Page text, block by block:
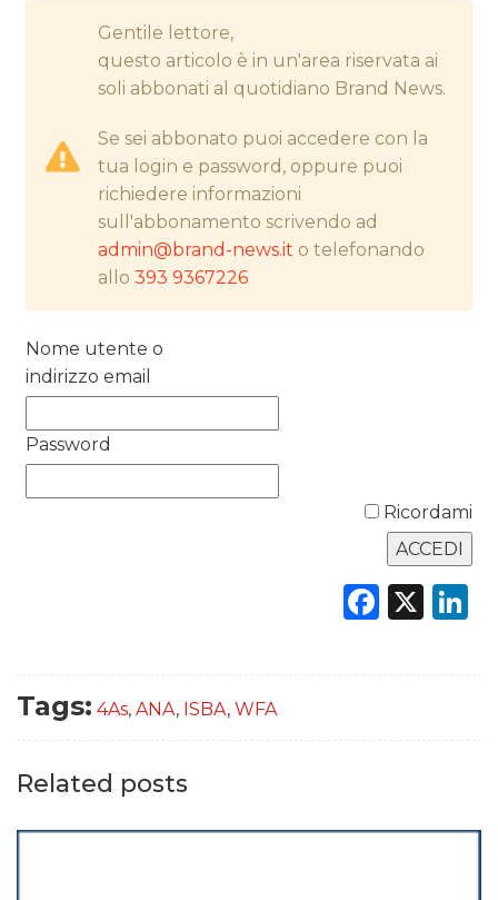
RICERCHE
PREVISIONI/SCENARI
NORMATIVE
OPINIONI
Gentile lettore,
questo articolo è in un'area riservata ai
soli abbonati al quotidiano Brand News.
Se sei abbonato puoi accedere con la
tua login e password, oppure puoi
richiedere informazioni
sull'abbonamento scrivendo ad
admin@brand-news.it o telefonando
allo393 9367226
Nome utente o
indirizzo email
Password
Ricordami
X
Tags: 4As, ANA, ISBA, WFA
Related posts